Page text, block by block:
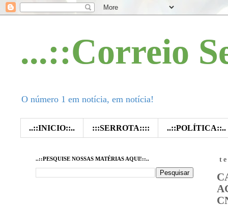
...::Correio
O número 1 em notícia, em notícia!
..::INICIO::.. :::SERROTA:::: ..::POLÍTICA::..
..::PESQUISE NOSSAS MATÉRIAS AQUI!::..